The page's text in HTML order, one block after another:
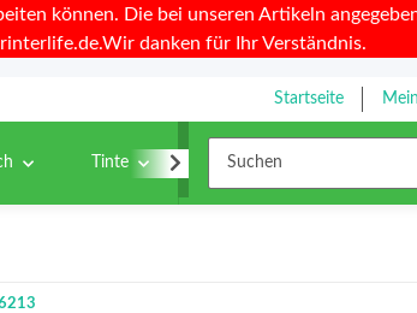
können. Die bei unseren Artikeln
danken für Ihr Verständnis.
Startseite
Tinte Toner